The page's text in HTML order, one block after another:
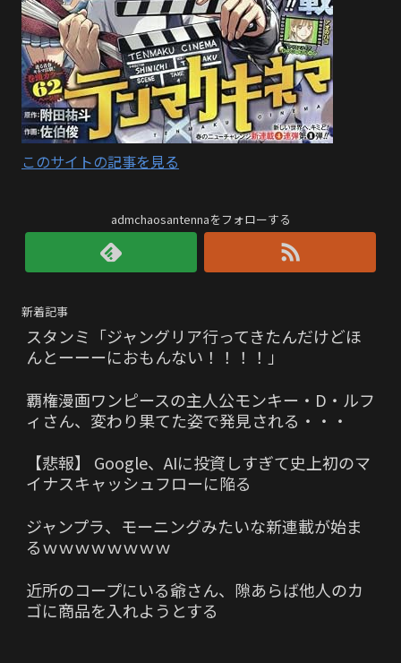
このサイトの記事を見る
admchaosantennaをフォローする
新着記事
スタンミ「ジャングリア行ってきたんだけどほ
んとーーーにおもんない！！！！」
覇権漫画ワンピースの主人公モンキー・D・ルフ
ィさん、変わり果てた姿で発見される・・・
【悲報】 Google、AIに投資しすぎて史上初のマ
イナスキャッシュフローに陥る
ジャンプラ、モーニングみたいな新連載が始ま
るｗｗｗｗｗｗｗｗ
近所のコープにいる爺さん、隙あらば他人のカ
ゴに商品を入れようとする